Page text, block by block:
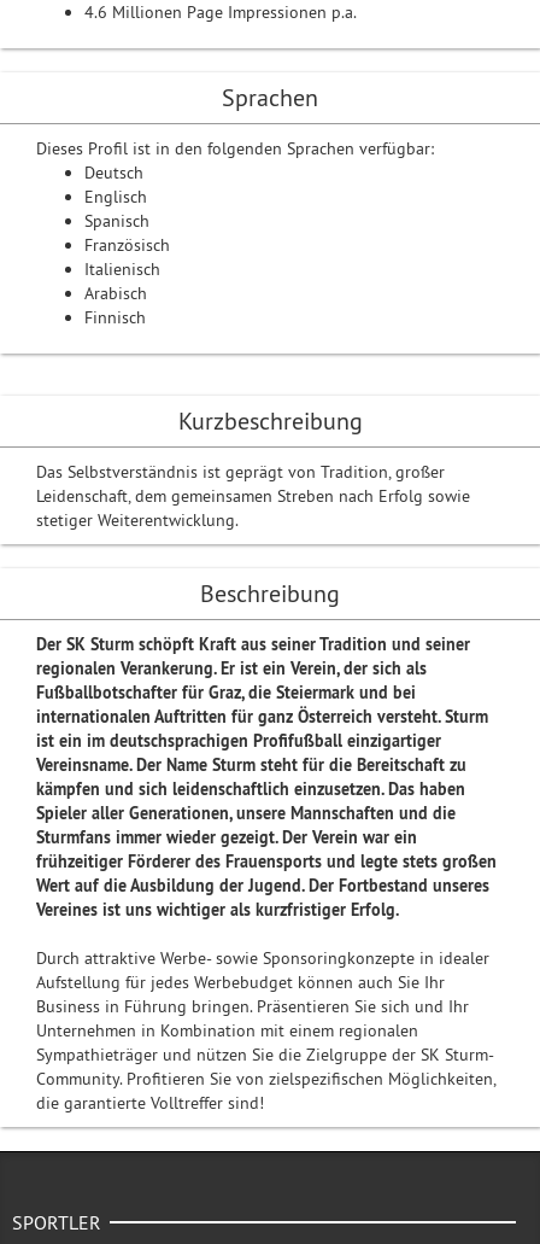
Kurzbeschreibung
Das Selbstverständnis ist geprägt von Tradition, großer
Leidenschaft, dem gemeinsamen Streben nach Erfolg sowie
stetiger Weiterentwicklung.
Beschreibung
Der SK Sturm schöpft Kraft aus seiner Tradition und seiner
regionalen Verankerung. Er ist ein Verein, der sich als
Fußballbotschafter für Graz, die Steiermark und bei
internationalen Auftritten für ganz Österreich versteht. Sturm
ist ein im deutschsprachigen Profifußball einzigartiger
Vereinsname. Der Name Sturm steht für die Bereitschaft zu
kämpfen und sich leidenschaftlich einzusetzen. Das haben
Spieler aller Generationen, unsere Mannschaften und die
Sturmfans immer wieder gezeigt. Der Verein war ein
frühzeitiger Förderer des Frauensports und legte stets großen
Wert auf die Ausbildung der Jugend. Der Fortbestand unseres
Vereines ist uns wichtiger als kurzfristiger Erfolg.
Durch attraktive Werbe- sowie Sponsoringkonzepte in idealer
Aufstellung für jedes Werbebudget können auch Sie Ihr
Business in Führung bringen. Präsentieren Sie sich und Ihr
Unternehmen in Kombination mit einem regionalen
Sympathieträger und nützen Sie die Zielgruppe der SK Sturm-
Community. Profitieren Sie von zielspezifischen Möglichkeiten,
die garantierte Volltreffer sind!
4.6 Millionen Page Impressionen p.a.
Sprachen
Dieses Profil ist in den folgenden Sprachen verfügbar:
Deutsch
Englisch
Spanisch
Französisch
Italienisch
Arabisch
Finnisch
SPORTLER